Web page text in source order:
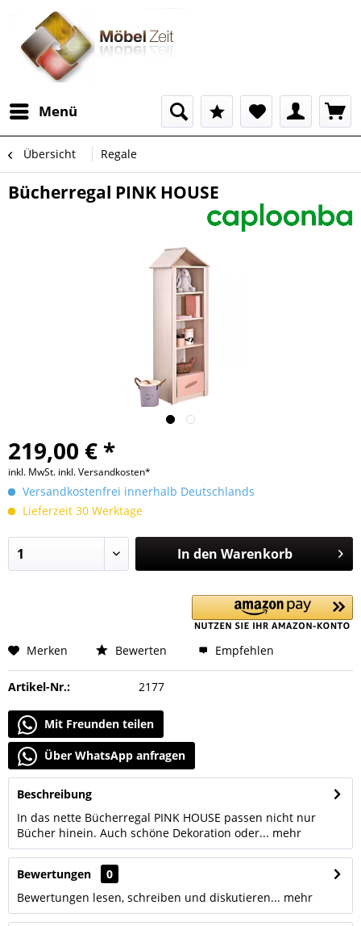
Menü
Übersicht Regale
Bücherregal PINK HOUSE
219,00 € *
inkl. MwSt. inkl. Versandkosten*
Versandkostenfrei innerhalb Deutschlands
Lieferzeit 30 Werktage
In den Warenkorb
Merken Bewerten Empfehlen
Artikel-Nr.: 2177
Mit Freunden teilen
Über WhatsApp anfragen
Beschreibung
In das nette Bücherregal PINK HOUSE passen nicht nur
Bücher hinein. Auch schöne Dekoration oder... mehr
Bewertungen
0
Bewertungen lesen, schreiben und diskutieren... mehr